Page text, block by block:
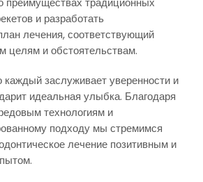
и разработать
лечения, соответствующий
целям и обстоятельствам.
заслуживает уверенности и
идеальная улыбка. Благодаря
технологиям и
подходу мы стремимся
лечение позитивным и